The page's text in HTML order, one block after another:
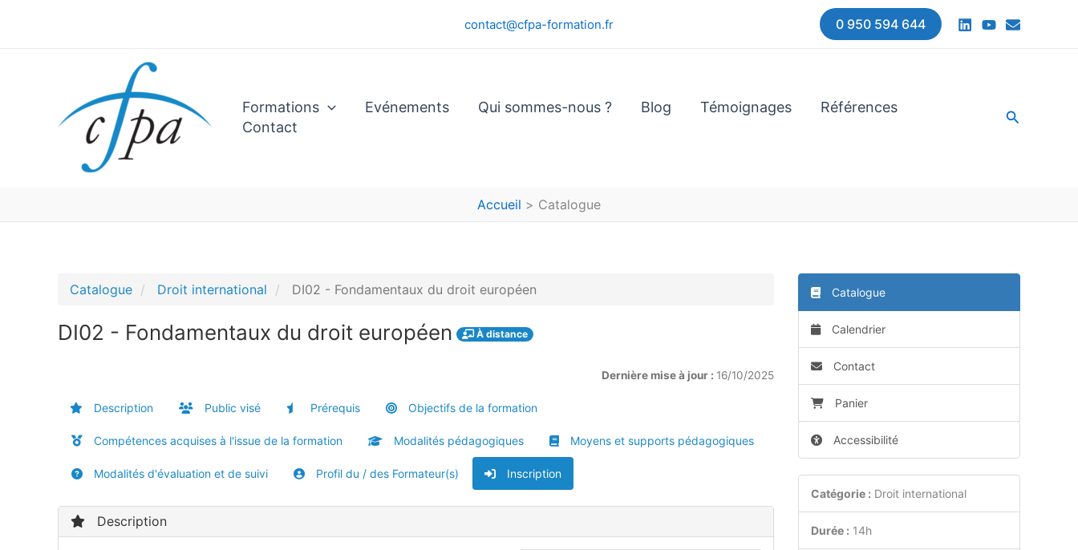
contact@cfpa-formation.fr 0 950 594 644
Formations Evénements Qui sommes-nous ? Blog Témoignages
Références
Contact
Accueil Catalogue
Catalogue Droit international DI02 - Fondamentaux du droit européen
DI02 - Fondamentaux du droit européen À distance
Dernière mise à jour : 16/10/2025
Description Public visé Prérequis Objectifs de la formation
Compétences acquises à l'issue de la formation Modalités pédagogiques Moyens et supports pédagogiques
Modalités d'évaluation et de suivi Profil du / des Formateur(s) Inscription
Description
Catalogue
Calendrier
Contact
Panier
Accessibilité
Catégorie : Droit international
Durée : 14h